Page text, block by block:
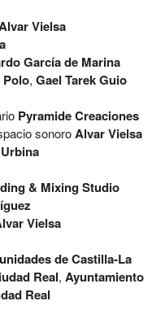
Vielsa
García de Marina
Polo, Gael Tarek Guio
Pyramide Creaciones
sonoroAlvar Vielsa
& Mixing Studio
Vielsa
de Castilla-La
Real, Ayuntamiento
Real